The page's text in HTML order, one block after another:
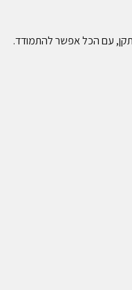
עם הכל אפשר להתמודד.